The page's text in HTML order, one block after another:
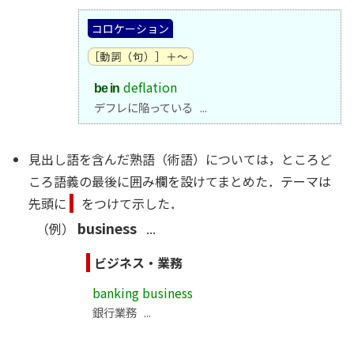
コロケーション
［動詞（句）］＋～
be in deflation
デフレに陥っている ...
見出し語を含んだ熟語（術語）については，ところど
ころ語義の最後に囲み欄を設けてまとめた．テーマは
先頭に
をつけて示した．
（例） business ...
ビジネス・業務
banking business
銀行業務 ...